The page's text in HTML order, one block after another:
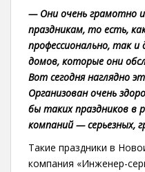
— Они очень грамотно
праздникам, то есть,
профессионально, так
домов, которые они
Вот сегодня наглядно
Организован очень
бы таких праздников в
компаний — серьезных,
Такие праздники в
компания «Инженер-